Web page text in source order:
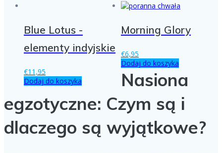
Blue Lotus -
elementy indyjskie
€11,95
Dodaj do koszyka
Morning Glory
€6,95
Dodaj do koszyka
Nasiona
egzotyczne: Czym są i
dlaczego są wyjątkowe?